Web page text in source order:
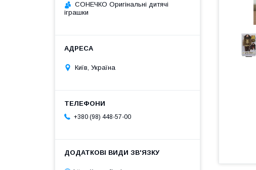
СОНЕЧКО Оригінальні дитячі
іграшки
Київ, Україна
+380 (98) 448-57-00